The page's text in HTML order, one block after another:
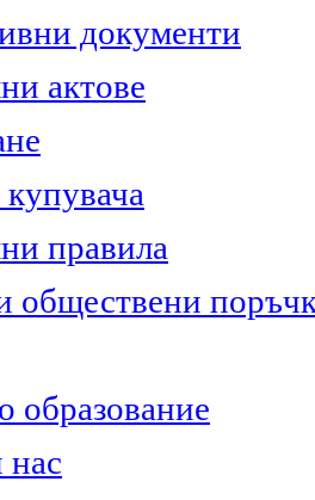
документи
актове
правила
обществени
образование
нас